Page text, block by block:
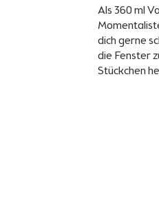
Als 360 ml
dich gerne
die Fenster
Stückchen